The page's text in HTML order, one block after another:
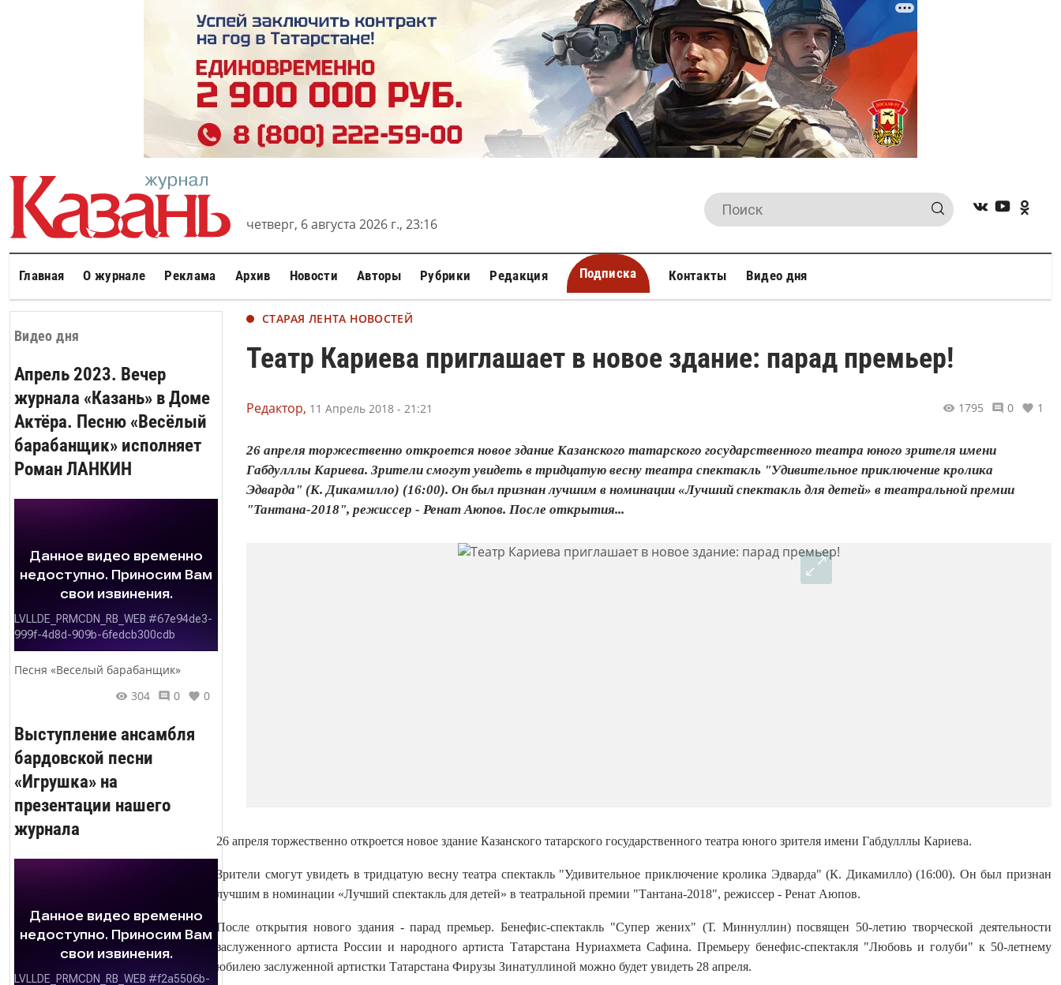
четверг, 6 августа 2026 г., 23:16
Главная О журнале Реклама Архив Новости Авторы Рубрики Редакция Подписка Контакты Видео дня
Видео дня
Апрель 2023. Вечер
журнала «Казань» в Доме
Актёра. Песню «Весёлый
барабанщик» исполняет
Роман ЛАНКИН
Песня «Веселый барабанщик»
304
0 0
Выступление ансамбля
бардовской песни
«Игрушка» на
презентации нашего
журнала
СТАРАЯ ЛЕНТА НОВОСТЕЙ
Театр Кариева приглашает в новое здание: парад премьер!
Редактор, 11 Апрель 2018 - 21:21 1795 0 1
26 апреля торжественно откроется новое здание Казанского татарского государственного театра юного зрителя имени
Габдулллы Кариева. Зрители смогут увидеть в тридцатую весну театра спектакль "Удивительное приключение кролика
Эдварда" (К. Дикамилло) (16:00). Он был признан лучшим в номинации «Лучший спектакль для детей» в театральной премии
"Тантана-2018", режиссер - Ренат Аюпов. После открытия...
26 апреля торжественно откроется новое здание Казанского татарского государственного театра юного зрителя имени Габдулллы Кариева.
Зрители смогут увидеть в тридцатую весну театра спектакль "Удивительное приключение кролика Эдварда" (К. Дикамилло) (16:00). Он был признан
лучшим в номинации «Лучший спектакль для детей» в театральной премии "Тантана-2018", режиссер - Ренат Аюпов.
После открытия нового здания - парад премьер. Бенефис-спектакль "Супер жених" (Т. Миннуллин) посвящен 50-летию творческой деятельности
заслуженного артиста России и народного артиста Татарстана Нуриахмета Сафина. Премьеру бенефис-спектакля "Любовь и голуби" к 50-летнему
юбилею заслуженной артистки Татарстана Фирузы Зинатуллиной можно будет увидеть 28 апреля.